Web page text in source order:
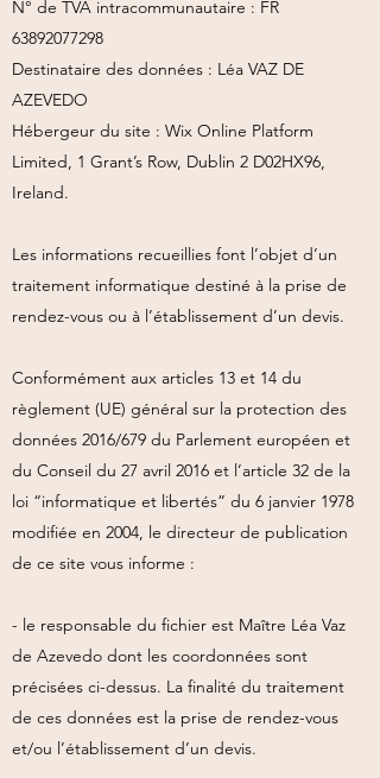
N° de TVA intracommunautaire : FR
63892077298
Destinataire des données : Léa VAZ DE
AZEVEDO
Hébergeur du site : Wix Online Platform
Limited, 1 Grant’s Row, Dublin 2 D02HX96,
Ireland.
Les informations recueillies font l’objet d’un
traitement informatique destiné à la prise de
rendez-vous ou à l’établissement d’un devis.
Conformément aux articles 13 et 14 du
règlement (UE) général sur la protection des
données 2016/679 du Parlement européen et
du Conseil du 27 avril 2016 et l’article 32 de la
loi “informatique et libertés” du 6 janvier 1978
modifiée en 2004, le directeur de publication
de ce site vous informe :
- le responsable du fichier est Maître Léa Vaz
de Azevedo dont les coordonnées sont
précisées ci-dessus. La finalité du traitement
de ces données est la prise de rendez-vous
et/ou l’établissement d’un devis.